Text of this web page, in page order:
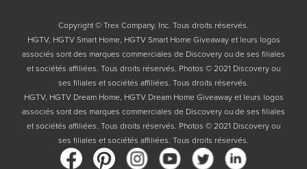
Copyright © Trex Company, Inc. Tous droits réservés.
HGTV, HGTV Smart Home, HGTV Smart Home Giveaway et leurs logos
associés sont des marques commerciales de Discovery ou de ses filiales
et sociétés affiliées. Tous droits réservés. Photos © 2021 Discovery ou
ses filiales et sociétés affiliées. Tous droits réservés.
HGTV, HGTV Dream Home, HGTV Dream Home Giveaway et leurs logos
associés sont des marques commerciales de Discovery ou de ses filiales
et sociétés affiliées. Tous droits réservés. Photos © 2021 Discovery ou
ses filiales et sociétés affiliées. Tous droits réservés.